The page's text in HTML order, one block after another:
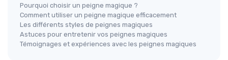
Pourquoi choisir un peigne magique ?
Comment utiliser un peigne magique efficacement
Les différents styles de peignes magiques
Astuces pour entretenir vos peignes magiques
Témoignages et expériences avec les peignes magiques